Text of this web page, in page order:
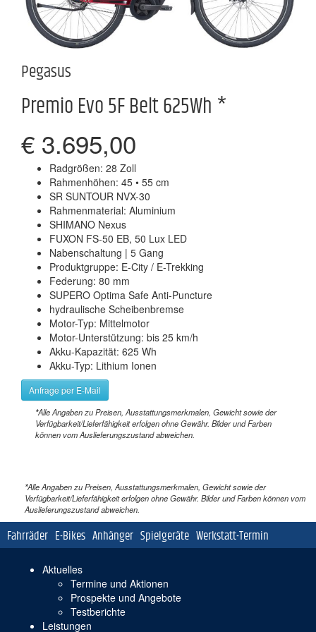
Pegasus
Premio Evo 5F Belt 625Wh *
€ 3.695,00
Radgrößen: 28 Zoll
Rahmenhöhen: 45 • 55 cm
SR SUNTOUR NVX-30
Rahmenmaterial: Aluminium
SHIMANO Nexus
FUXON FS-50 EB, 50 Lux LED
Nabenschaltung | 5 Gang
Produktgruppe: E-City / E-Trekking
Federung: 80 mm
SUPERO Optima Safe Anti-Puncture
hydraulische Scheibenbremse
Motor-Typ: Mittelmotor
Motor-Unterstützung: bis 25 km/h
Akku-Kapazität: 625 Wh
Akku-Typ: Lithium Ionen
Anfrage per E-Mail
*Alle Angaben zu Preisen, Ausstattungsmerkmalen, Gewicht sowie der
Verfügbarkeit/Lieferfähigkeit erfolgen ohne Gewähr. Bilder und Farben
können vom Auslieferungszustand abweichen.
*Alle Angaben zu Preisen, Ausstattungsmerkmalen, Gewicht sowie der
Verfügbarkeit/Lieferfähigkeit erfolgen ohne Gewähr. Bilder und Farben können vom
Auslieferungszustand abweichen.
Navigation
überspringen
Fahrräder E-Bikes Anhänger Spielgeräte Werkstatt-Termin
Navigation
überspringen
Aktuelles
Termine und Aktionen
Prospekte und Angebote
Testberichte
Leistungen